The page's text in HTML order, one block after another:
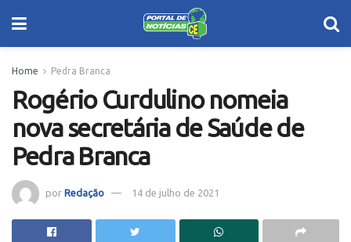
Home Pedra Branca
Rogério Curdulino nomeia
nova secretária de Saúde de
Pedra Branca
por Redação 14 de julho de 2021